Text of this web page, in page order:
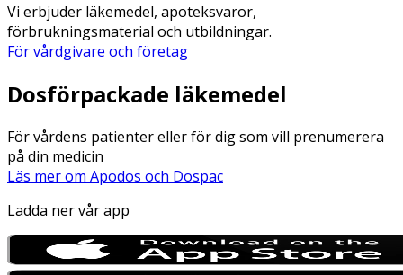
Vi erbjuder läkemedel, apoteksvaror,
förbrukningsmaterial och utbildningar.
För vårdgivare och företag
Dosförpackade läkemedel
För vårdens patienter eller för dig som vill prenumerera
på din medicin
Läs mer om Apodos och Dospac
Ladda ner vår app